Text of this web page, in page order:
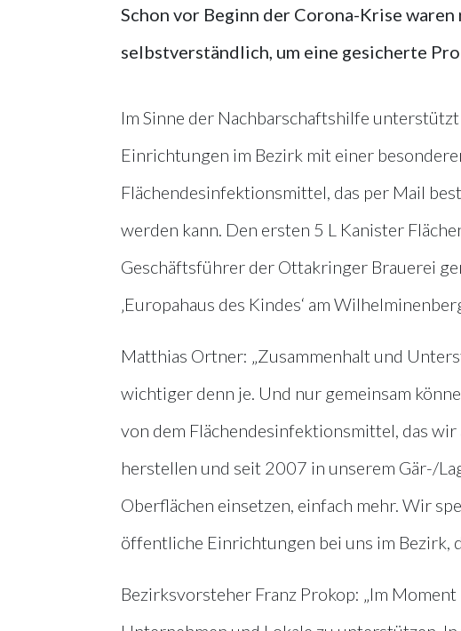
Schon vor Beginn der Corona-Krise
selbstverständlich, um eine gesicherte
Im Sinne der Nachbarschaftshilfe
Einrichtungen im Bezirk mit einer
Flächendesinfektionsmittel, das per Mail
werden kann. Den ersten 5 L Kanister
Geschäftsführer der Ottakringer Brauerei
‚Europahaus des Kindes‘ am
Matthias Ortner: „Zusammenhalt und
wichtiger denn je. Und nur gemeinsam
von dem Flächendesinfektionsmittel, das
herstellen und seit 2007 in unserem Gär-/
Oberflächen einsetzen, einfach mehr. Wir
öffentliche Einrichtungen bei uns im Bezirk,
Bezirksvorsteher Franz Prokop: „Im